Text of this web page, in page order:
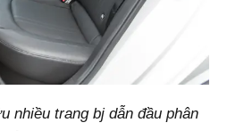
nhiều trang bj dẫn đầu phân